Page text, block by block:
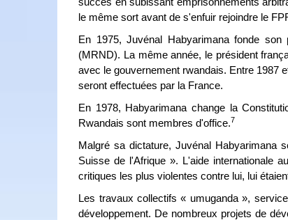
le même sort avant de s'enfuir rejoindre le
En 1975, Juvénal Habyarimana fonde son
(MRND). La même année, le président
avec le gouvernement rwandais. Entre 1987
seront effectuées par la France.
En 1978, Habyarimana change la
Rwandais sont membres d'office.7
Malgré sa dictature, Juvénal Habyarimana
Suisse de l'Afrique ». L'aide internationale
critiques les plus violentes contre lui, lui
Les travaux collectifs « umuganda »,
développement. De nombreux projets de